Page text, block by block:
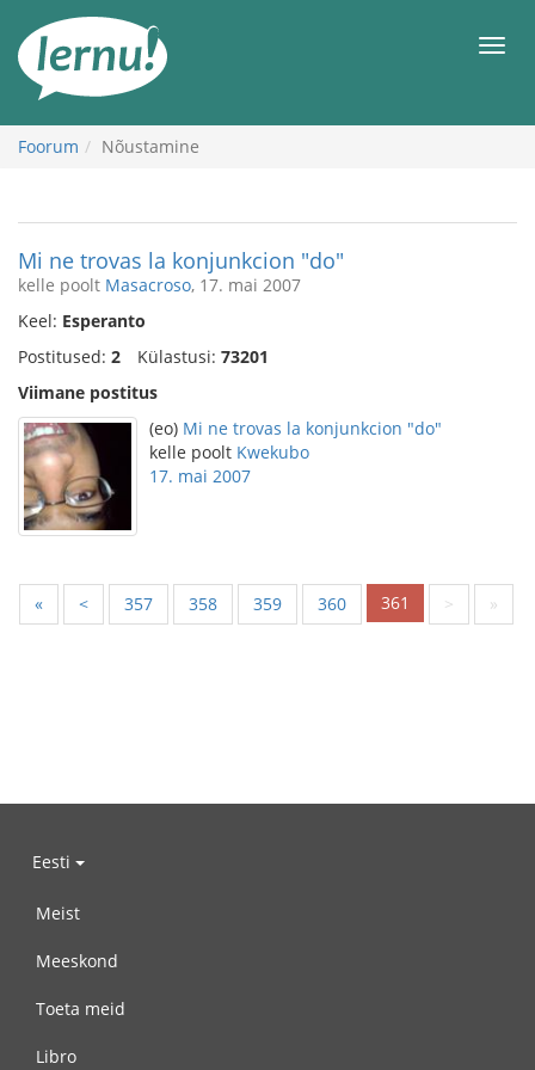
juurde
Foorum Nõustamine
Mi ne trovas la konjunkcion "do"
kelle poolt Masacroso, 17. mai 2007
Keel: Esperanto
Postitused: 2 Külastusi: 73201
Viimane postitus
(eo) Mi ne trovas la konjunkcion "do"
kelle poolt Kwekubo
17. mai 2007
« < 357 358 359 360 361 > »
Eesti
Meist
Meeskond
Toeta meid
Libro